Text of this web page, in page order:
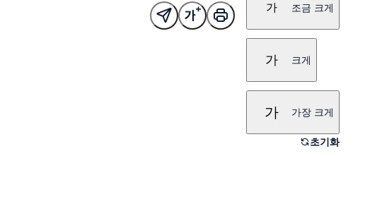
가 조금 크게
가 크게
가 가장 크게
초기화